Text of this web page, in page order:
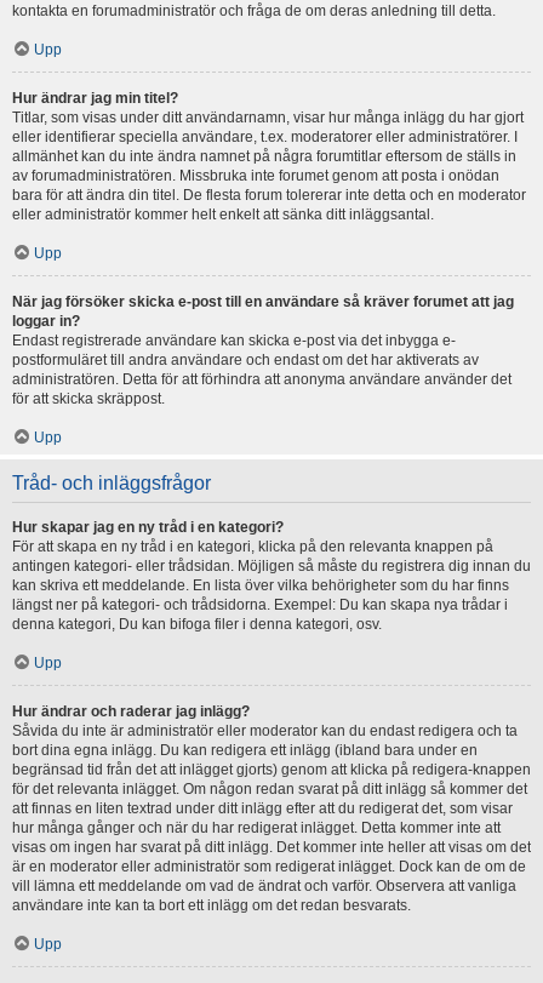
kontakta en forumadministratör och fråga de om deras anledning till detta.
Upp
Hur ändrar jag min titel?
Titlar, som visas under ditt användarnamn, visar hur många inlägg du har gjort
eller identifierar speciella användare, t.ex. moderatorer eller administratörer. I
allmänhet kan du inte ändra namnet på några forumtitlar eftersom de ställs in
av forumadministratören. Missbruka inte forumet genom att posta i onödan
bara för att ändra din titel. De flesta forum tolererar inte detta och en moderator
eller administratör kommer helt enkelt att sänka ditt inläggsantal.
Upp
När jag försöker skicka e-post till en användare så kräver forumet att jag
loggar in?
Endast registrerade användare kan skicka e-post via det inbygga e-
postformuläret till andra användare och endast om det har aktiverats av
administratören. Detta för att förhindra att anonyma användare använder det
för att skicka skräppost.
Upp
Tråd- och inläggsfrågor
Hur skapar jag en ny tråd i en kategori?
För att skapa en ny tråd i en kategori, klicka på den relevanta knappen på
antingen kategori- eller trådsidan. Möjligen så måste du registrera dig innan du
kan skriva ett meddelande. En lista över vilka behörigheter som du har finns
längst ner på kategori- och trådsidorna. Exempel: Du kan skapa nya trådar i
denna kategori, Du kan bifoga filer i denna kategori, osv.
Upp
Hur ändrar och raderar jag inlägg?
Såvida du inte är administratör eller moderator kan du endast redigera och ta
bort dina egna inlägg. Du kan redigera ett inlägg (ibland bara under en
begränsad tid från det att inlägget gjorts) genom att klicka på redigera-knappen
för det relevanta inlägget. Om någon redan svarat på ditt inlägg så kommer det
att finnas en liten textrad under ditt inlägg efter att du redigerat det, som visar
hur många gånger och när du har redigerat inlägget. Detta kommer inte att
visas om ingen har svarat på ditt inlägg. Det kommer inte heller att visas om det
är en moderator eller administratör som redigerat inlägget. Dock kan de om de
vill lämna ett meddelande om vad de ändrat och varför. Observera att vanliga
användare inte kan ta bort ett inlägg om det redan besvarats.
Upp